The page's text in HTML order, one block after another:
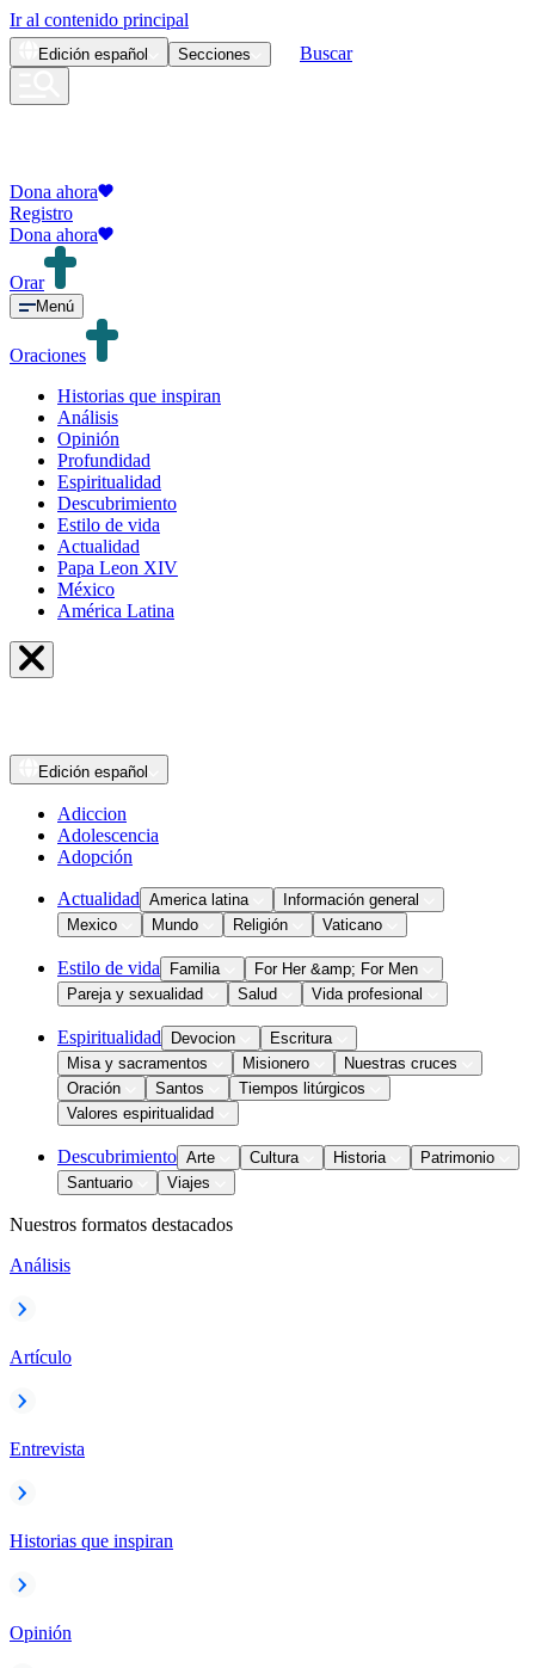
Ir al contenido principal
Edición español Secciones Buscar
Dona ahora
Registro
Dona ahora
Orar
Menú
Oraciones
Historias que inspiran
Análisis
Opinión
Profundidad
Espiritualidad
Descubrimiento
Estilo de vida
Actualidad
Papa Leon XIV
México
América Latina
Edición español
Adiccion
Adolescencia
Adopción
Actualidad America latina
Información general
Mexico
Mundo Religión Vaticano
Estilo de vida Familia
For Her &amp; For Men
Pareja y sexualidad
Salud Vida profesional
Espiritualidad Devocion
Escritura
Misa y sacramentos
Misionero
Nuestras cruces
Oración
Santos
Tiempos litúrgicos
Valores espiritualidad
Descubrimiento Arte Cultura Historia
Patrimonio
Santuario
Viajes
Nuestros formatos destacados
Análisis
Artículo
Entrevista
Historias que inspiran
Opinión